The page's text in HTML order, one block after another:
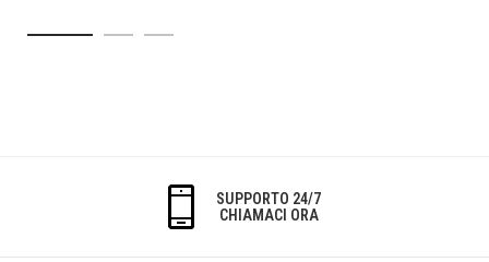
SUPPORTO 24/7
CHIAMACI ORA